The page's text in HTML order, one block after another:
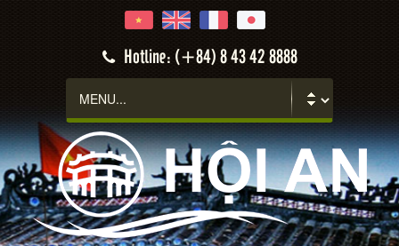
Hotline: (+84) 8 43 42 8888